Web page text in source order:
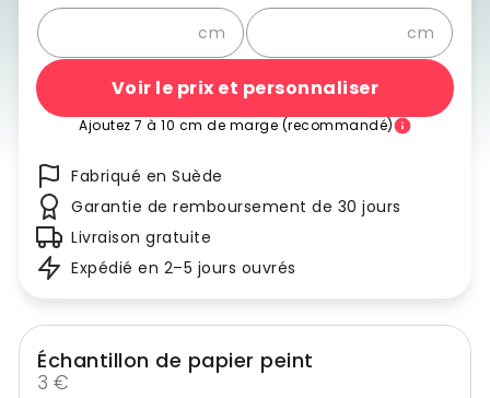
cm cm
Voir le prix et personnaliser
Ajoutez 7 à 10 cm de marge (recommandé)
Fabriqué en Suède
Garantie de remboursement de 30 jours
Livraison gratuite
Expédié en 2–5 jours ouvrés
Échantillon de papier peint
3 €